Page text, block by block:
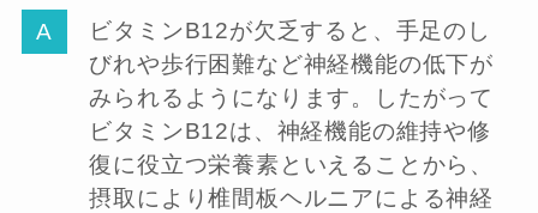
ビタミンB12が欠乏すると、手足のし
びれや歩行困難など神経機能の低下が
みられるようになります。したがって
ビタミンB12は、神経機能の維持や修
復に役立つ栄養素といえることから、
摂取により椎間板ヘルニアによる神経